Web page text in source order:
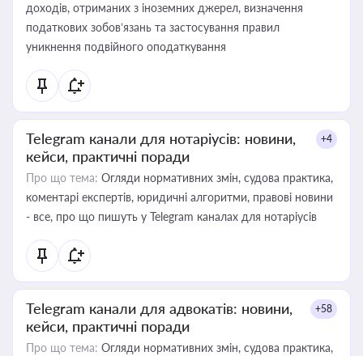
доходів, отриманих з іноземних джерел, визначення
податкових зобов’язань та застосування правил
уникнення подвійного оподаткування
Telegram канали для нотаріусів: новини,
кейси, практичні поради
+4
Про що тема: Огляди нормативних змін, судова практика,
коментарі експертів, юридичні алгоритми, правові новини
- все, про що пишуть у Telegram каналах для нотаріусів
Telegram канали для адвокатів: новини,
кейси, практичні поради
+58
Про що тема: Огляди нормативних змін, судова практика,